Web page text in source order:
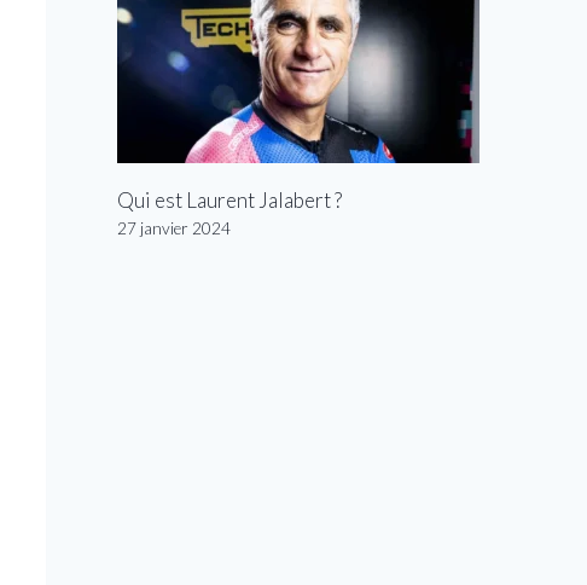
Feuille de route pour 2023 Unbound Gravel 100
Qui est Laurent Jalabert ?
27 janvier 2024